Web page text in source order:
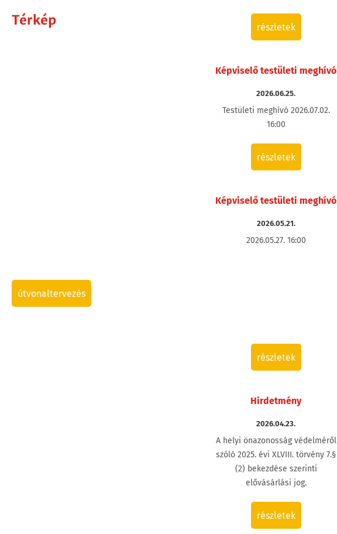
Térkép
útvonaltervezés
részletek
Képviselő testületi meghívó
2026.06.25.
Testületi meghívó 2026.07.02.
16:00
részletek
Képviselő testületi meghívó
2026.05.21.
2026.05.27. 16:00
részletek
Hirdetmény
2026.04.23.
A helyi önazonosság védelméről
szóló 2025. évi XLVIII. törvény 7.§
(2) bekezdése szerinti
elővásárlási jog.
részletek